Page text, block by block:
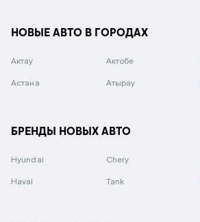
НОВЫЕ АВТО В ГОРОДАХ
Актау Актобе
Астана Атырау
БРЕНДЫ НОВЫХ АВТО
Hyundai Chery
Haval Tank